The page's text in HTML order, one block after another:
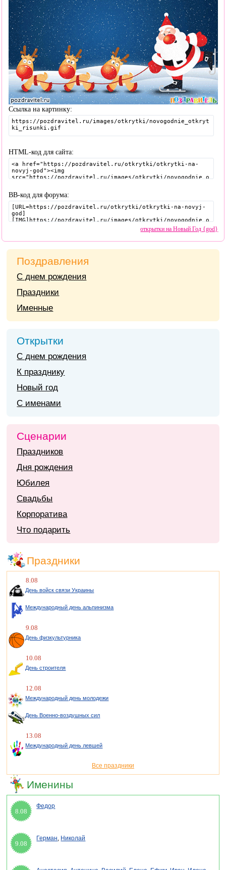
Ссылка на картинку:
HTML-код для сайта:
BB-код для форума:
открытки на Новый Год {god}
Поздравления
С днем рождения
Праздники
Именные
Открытки
С днем рождения
К празднику
Новый год
С именами
Сценарии
Праздников
Дня рождения
Юбилея
Свадьбы
Корпоратива
Что подарить
Праздники
8.08
День войск связи Украины
Международный день альпинизма
9.08
День физкультурника
10.08
День строителя
12.08
Международный день молодежи
День Военно-воздушных сил
13.08
Международный день левшей
Все праздники
Именины
8.08
Федор
9.08
Герман, Николай